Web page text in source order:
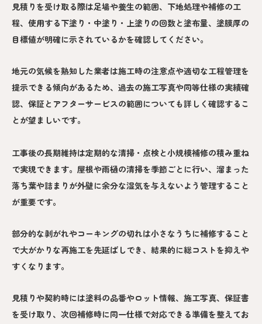
見積りを受け取る際は足場や養生の範囲、下地処理や補修の工
程、使用する下塗り・中塗り・上塗りの回数と塗布量、塗膜厚の
目標値が明確に示されているかを確認してください。
地元の気候を熟知した業者は施工時の注意点や適切な工程管理を
提示できる傾向があるため、過去の施工写真や同等仕様の実績確
認、保証とアフターサービスの範囲についても詳しく確認するこ
とが望ましいです。
工事後の長期維持は定期的な清掃・点検と小規模補修の積み重ね
で実現できます。屋根や雨樋の清掃を季節ごとに行い、溜まった
落ち葉や詰まりが外壁に余分な湿気を与えないよう管理すること
が重要です。
部分的な剥がれやコーキングの切れは小さなうちに補修すること
で大がかりな再施工を先延ばしでき、結果的に総コストを抑えや
すくなります。
見積りや契約時には塗料の品番やロット情報、施工写真、保証書
を受け取り、次回補修時に同一仕様で対応できる準備を整えてお